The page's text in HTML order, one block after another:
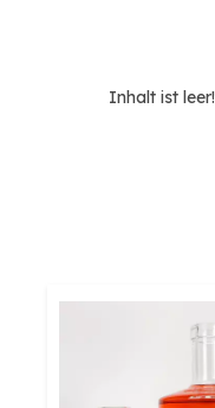
Inhalt ist leer!